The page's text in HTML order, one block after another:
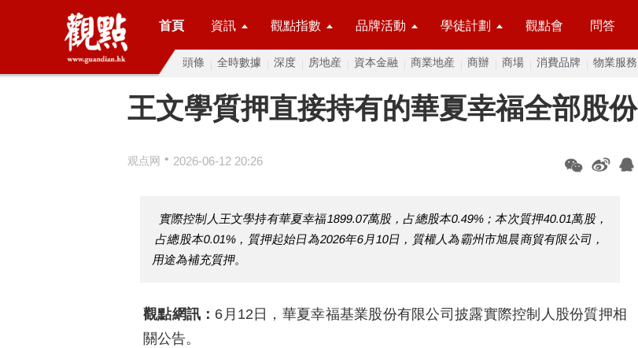
首頁 資訊 觀點指數 品牌活動 學徒計劃 觀點會 問答
頭條 全時數據 深度 房地産 資本金融 商業地産 商辦 商場 消費品牌 物業服務
王文學質押直接持有的華夏幸福全部股份
观点网 • 2026-06-12 20:26
實際控制人王文學持有華夏幸福1899.07萬股，占總股本0.49%；本次質押40.01萬股，
占總股本0.01%，質押起始日為2026年6月10日，質權人為霸州市旭晨商貿有限公司，
用途為補充質押。
觀點網訊： 6月12日，華夏幸福基業股份有限公司披露實際控制人股份質押相
關公告。